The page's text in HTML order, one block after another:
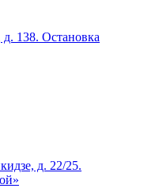
д. 138. Остановка
д. 22/25.